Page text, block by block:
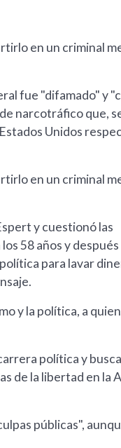
en un criminal
fue "difamado" y
narcotráfico que,
Unidos
en un criminal
y cuestionó las
58 años y
para lavar
y la política, a
política y
de la libertad en la
públicas",